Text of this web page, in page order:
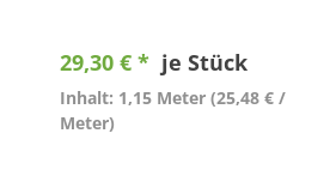
29,30 € * je Stück
Inhalt: 1,15 Meter (25,48 € /
Meter)